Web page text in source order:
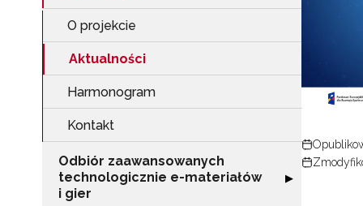
O projekcie
Aktualności
Harmonogram
Kontakt
Odbiór zaawansowanych
technologicznie e-materiałów
i gier
Rozwiń sekcję
▶